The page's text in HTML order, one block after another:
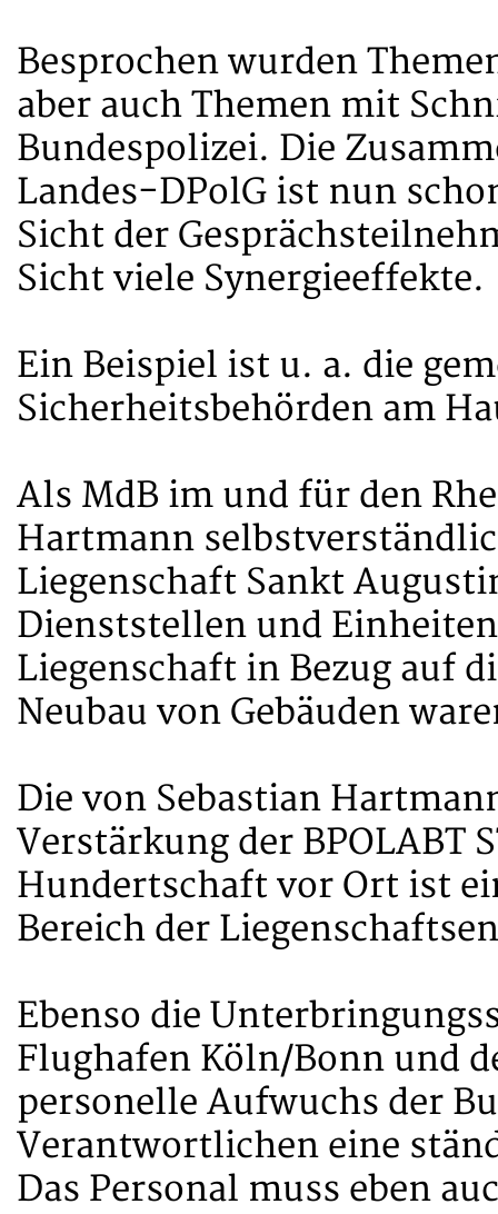
Besprochen wurden
aber auch Themen mit
Bundespolizei. Die
Landes-DPolG ist nun
Sicht der
Sicht viele Synergieeffekte.
Ein Beispiel ist u. a. die
Sicherheitsbehörden am
Als MdB im und für den
Hartmann
Liegenschaft Sankt
Dienststellen und
Liegenschaft in Bezug auf
Neubau von Gebäuden
Die von Sebastian
Verstärkung der BPOLABT
Hundertschaft vor Ort ist
Bereich der
Ebenso die
Flughafen Köln/Bonn und
personelle Aufwuchs der
Verantwortlichen eine
Das Personal muss eben